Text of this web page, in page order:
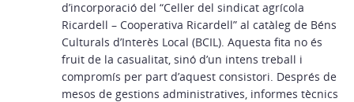
d’incorporació del “Celler del sindicat agrícola
Ricardell – Cooperativa Ricardell” al catàleg de Béns
Culturals d’Interès Local (BCIL). Aquesta fita no és
fruit de la casualitat, sinó d’un intens treball i
compromís per part d’aquest consistori. Després de
mesos de gestions administratives, informes tècnics